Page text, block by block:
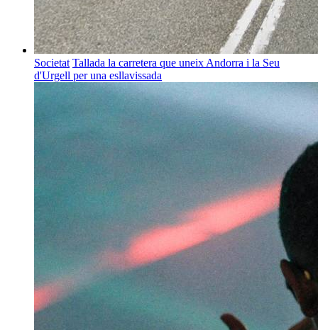
Societat Tallada la carretera que uneix Andorra i la Seu
d'Urgell per una esllavissada